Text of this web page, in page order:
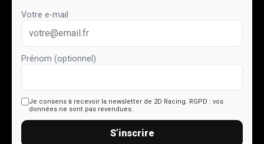
Votre e-mail
Prénom (optionnel)
Je consens à recevoir la newsletter de 2D Racing. RGPD : vos
données ne sont pas revendues.
S’inscrire